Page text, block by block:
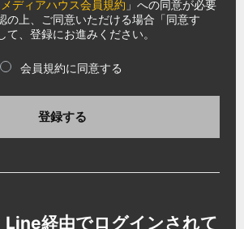
ディアハウス会員規約 」への同意が必要
の上、ご同意いただける場合「同意す
て、登録にお進みください。
会員規約に同意する
登録する
経由でログインされて